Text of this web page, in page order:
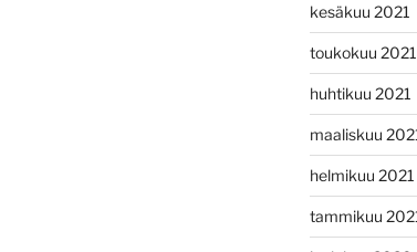
kesäkuu 2021
toukokuu 2021
huhtikuu 2021
maaliskuu
helmikuu 2021
tammikuu